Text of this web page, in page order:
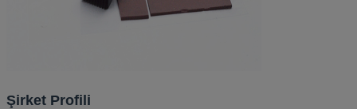
Şirket Profili